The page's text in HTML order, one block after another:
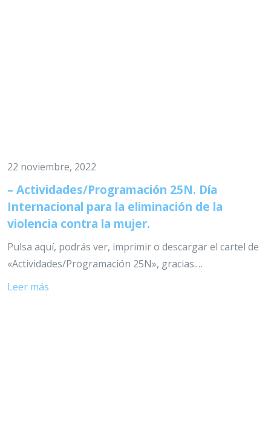
22 noviembre, 2022
– Actividades/Programación 25N. Día
Internacional para la eliminación de la
violencia contra la mujer.
Pulsa aquí, podrás ver, imprimir o descargar el cartel de
«Actividades/Programación 25N», gracias.…
Leer más